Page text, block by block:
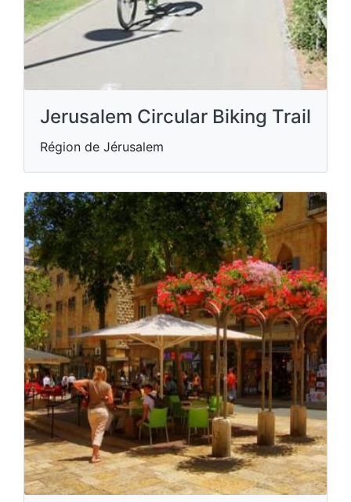
Jerusalem Circular Biking Trail
Région de Jérusalem